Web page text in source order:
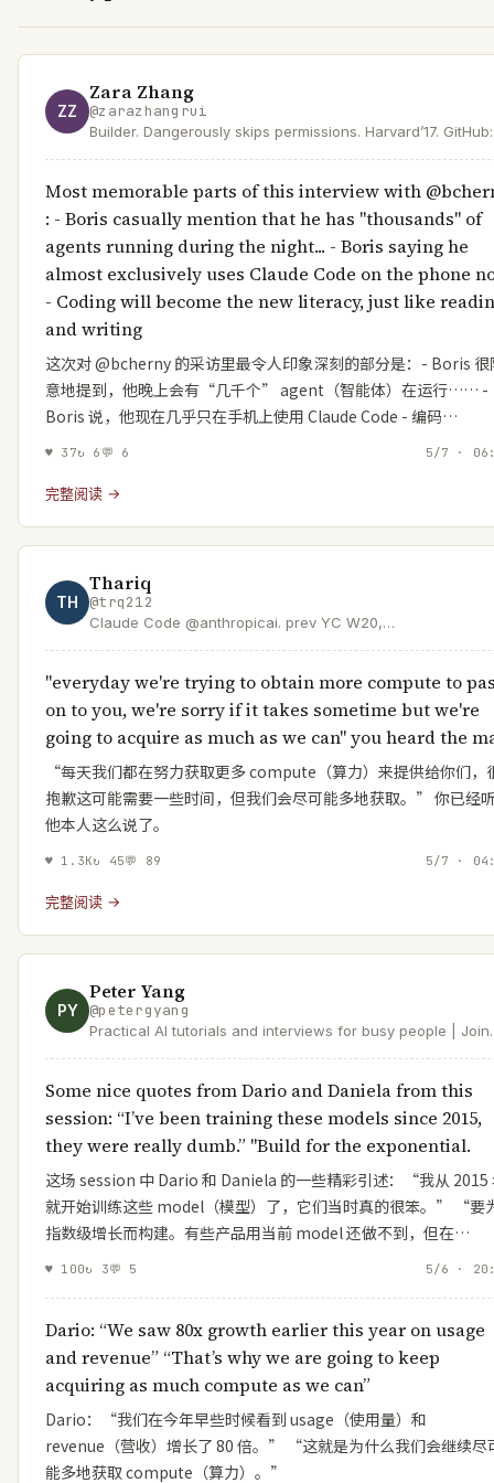
ZZ
Zara Zhang
@zarazhangrui
Builder. Dangerously skips permissions. Harvard’17. GitHub:
Most memorable parts of this interview with
: - Boris casually mention that he has "thousands" of
agents running during the night... - Boris saying he
almost exclusively uses Claude Code on the phone
- Coding will become the new literacy, just like
and writing
这次对 @bcherny 的采访里最令人印象深刻的部分是：- Boris 很
意地提到，他晚上会有“几千个” agent（智能体）在运行…… -
Boris 说，他现在几乎只在手机上使用 Claude Code - 编码…
♥ 37↻ 6 💬 6 5/7 ·
完整阅读 →
TH
Thariq
@trq212
Claude Code @anthropicai. prev YC W20,
"everyday we're trying to obtain more compute to
on to you, we're sorry if it takes sometime but we're
going to acquire as much as we can" you heard the
“每天我们都在努力获取更多 compute（算力）来提供给你们，
抱歉这可能需要一些时间，但我们会尽可能多地获取。” 你已经
他本人这么说了。
♥ 1.3K↻ 45💬 89 5/7 ·
完整阅读 →
PY
Peter Yang
@petergyang
Practical AI tutorials and interviews for busy people | Join
Some nice quotes from Dario and Daniela from this
session: “I’ve been training these models since 2015,
they were really dumb.” "Build for the exponential.
这场 session 中 Dario 和 Daniela 的一些精彩引述：“我从 2015
就开始训练这些 model（模型）了，它们当时真的很笨。” “要
指数级增长而构建。有些产品用当前 model 还做不到，但在…
♥ 100↻ 3💬 5 5/6 ·
Dario: “We saw 80x growth earlier this year on usage
and revenue” “That’s why we are going to keep
acquiring as much compute as we can”
Dario：“我们在今年早些时候看到 usage（使用量）和
revenue（营收）增长了 80 倍。” “这就是为什么我们会继续尽
能多地获取 compute（算力）。”